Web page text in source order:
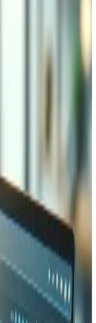
stratégiques, une
continue.
organic search
ongoing
d'éducation au
de sa
évolué de manière
marque incohérente,
contenu stratégique
moderniser le site